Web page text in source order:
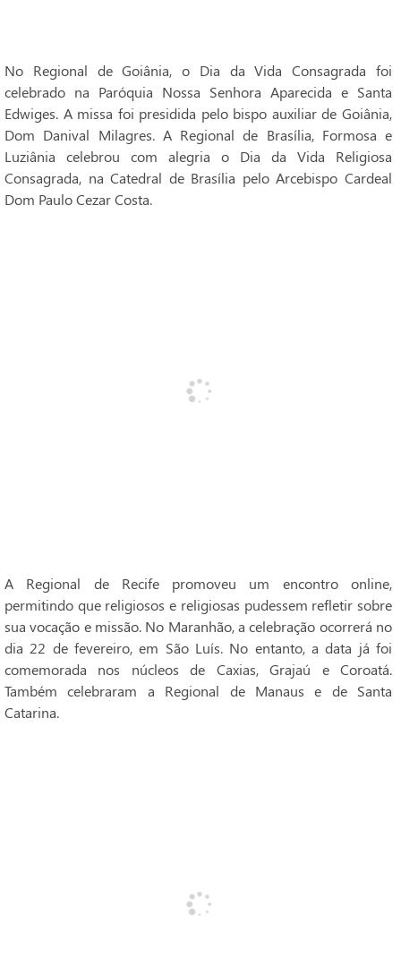
No Regional de Goiânia, o Dia da Vida Consagrada foi
celebrado na Paróquia Nossa Senhora Aparecida e Santa
Edwiges. A missa foi presidida pelo bispo auxiliar de Goiânia,
Dom Danival Milagres. A Regional de Brasília, Formosa e
Luziânia celebrou com alegria o Dia da Vida Religiosa
Consagrada, na Catedral de Brasília pelo Arcebispo Cardeal
Dom Paulo Cezar Costa.
A Regional de Recife promoveu um encontro online,
permitindo que religiosos e religiosas pudessem refletir sobre
sua vocação e missão. No Maranhão, a celebração ocorrerá no
dia 22 de fevereiro, em São Luís. No entanto, a data já foi
comemorada nos núcleos de Caxias, Grajaú e Coroatá.
Também celebraram a Regional de Manaus e de Santa
Catarina.